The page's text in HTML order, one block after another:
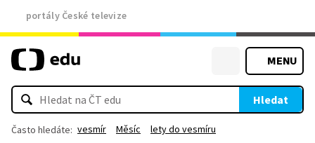
portály České televize
MENU
Hledat
Často hledáte: vesmír Měsíc lety do vesmíru